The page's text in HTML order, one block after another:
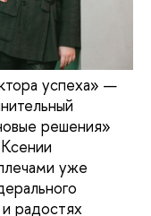
успеха» —
решения»
уже
радостях